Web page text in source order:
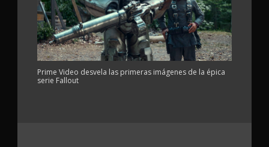
Prime Video desvela las primeras imágenes de la épica
serie Fallout